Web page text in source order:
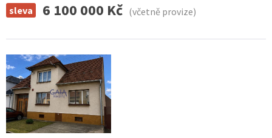
sleva
6 100 000 Kč (včetně provize)